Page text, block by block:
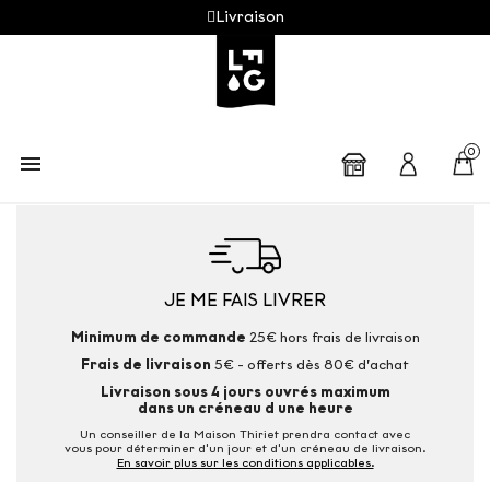
Livraison
 0
JE ME FAIS LIVRER
Minimum de commande 25€ hors frais de livraison
Frais de livraison 5€ - offerts dès 80€ d’achat
Livraison sous 4 jours ouvrés maximum
dans un créneau d une heure
Un conseiller de la Maison Thiriet prendra contact avec
vous pour déterminer d'un jour et d'un créneau de livraison.
En savoir plus sur les conditions applicables.